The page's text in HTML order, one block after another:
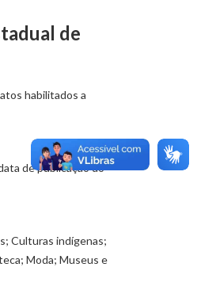
de
habilitados a
de publicação do
Culturas indígenas;
Moda; Museus e